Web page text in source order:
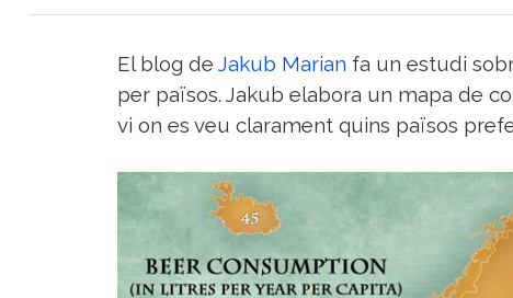
del
El blog de Jakub Marian fa un estudi
per països. Jakub elabora un mapa de
vi on es veu clarament quins països